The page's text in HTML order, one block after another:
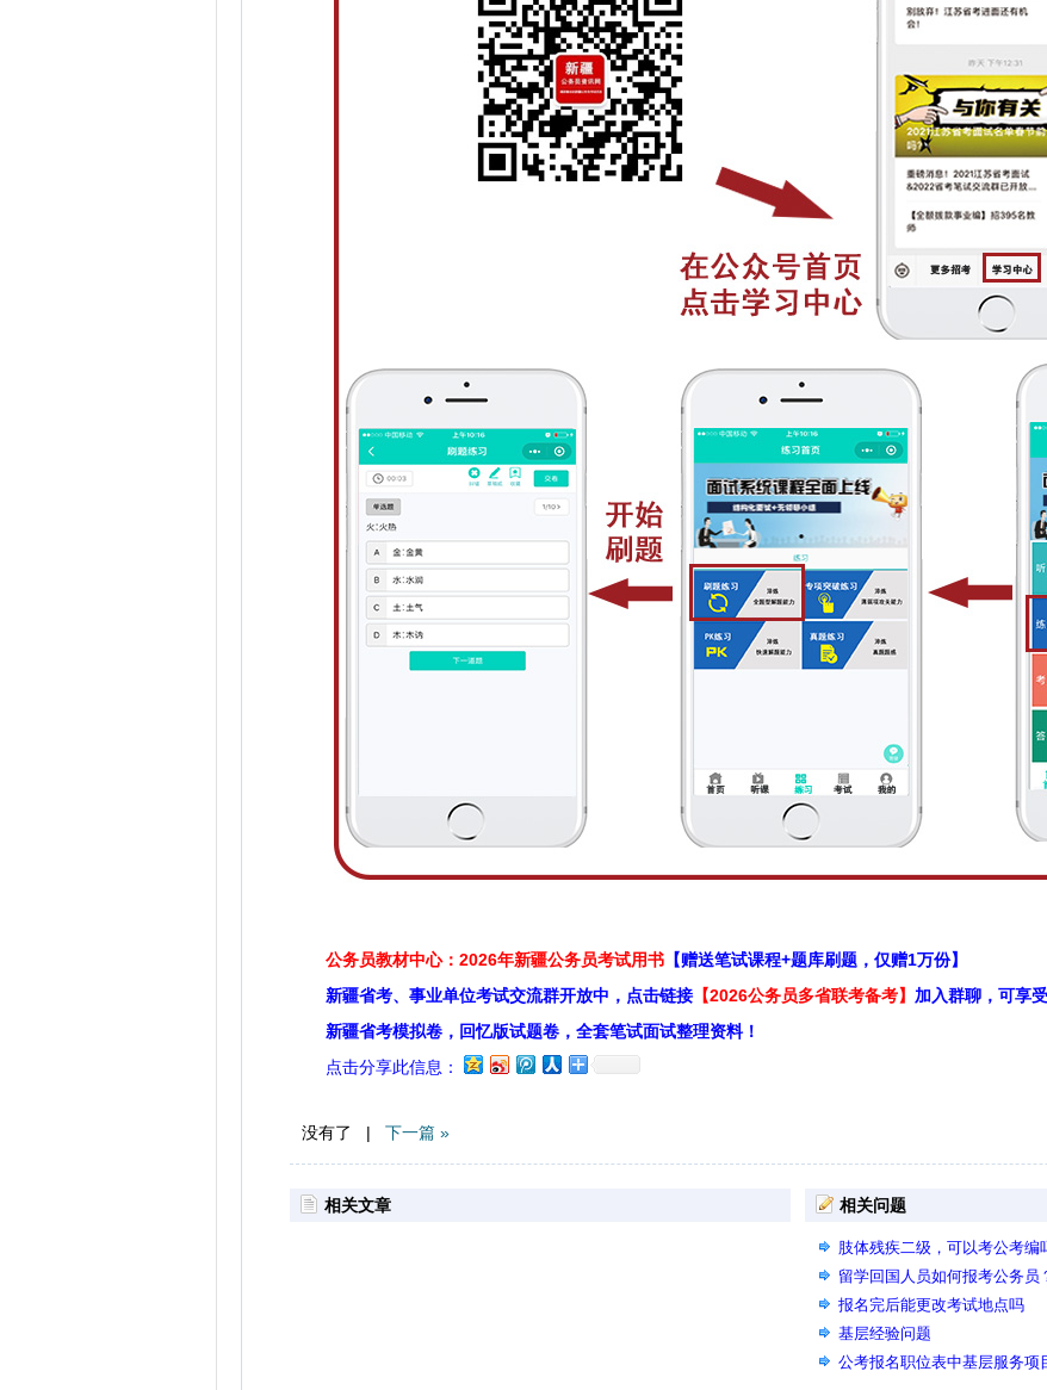
公务员教材中心：2026年新疆公务员考试用书 【赠送笔试课程+题库刷题，仅赠1万份】
新疆省考、事业单位考试交流群开放中，点击链接 【2026公务员多省联考备考】 加入群聊，可享
新疆省考模拟卷，回忆版试题卷，全套笔试面试整理资料！
点击分享此信息：
没有了 | 下一篇 »
相关文章 相关问题
肢体残疾二级，可以考公考编
留学回国人员如何报考公务员
报名完后能更改考试地点吗
基层经验问题
公考报名职位表中基层服务项